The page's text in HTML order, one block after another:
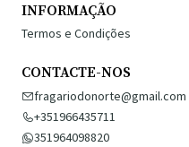
INFORMAÇÃO
Termos e Condições
CONTACTE-NOS
fragariodonorte@gmail.com
+351966435711
351964098820